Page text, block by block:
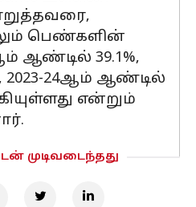
பெண்களின்
ஆண்டில் 39.1%,
2023-24ஆம் ஆண்டில்
என்றும்
முடிவடைந்தது